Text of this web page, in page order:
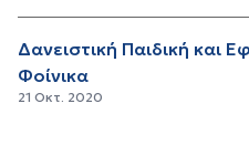
Δανειστική Παιδική και
Φοίνικα
21 Οκτ. 2020